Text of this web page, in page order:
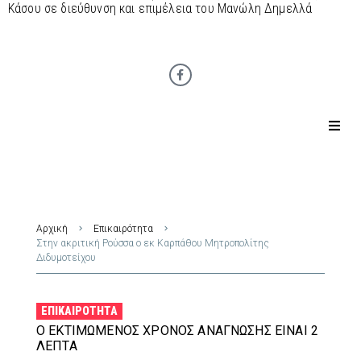
Κάσου σε διεύθυνση και επιμέλεια του Μανώλη Δημελλά
Αρχική
Επικαιρότητα
Στην ακριτική Ρούσσα ο εκ Καρπάθου Μητροπολίτης
Διδυμοτείχου
ΕΠΙΚΑΙΡΌΤΗΤΑ
Ο ΕΚΤΙΜΏΜΕΝΟΣ ΧΡΌΝΟΣ ΑΝΆΓΝΩΣΗΣ ΕΊΝΑΙ 2
ΛΕΠΤΆ